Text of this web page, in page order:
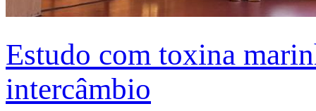
Estudo com toxina
intercâmbio